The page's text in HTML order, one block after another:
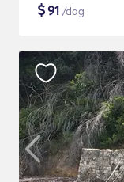
$91 /dag